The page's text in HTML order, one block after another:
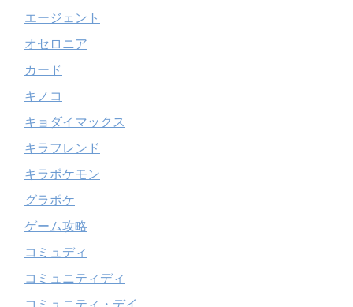
エージェント
オセロニア
カード
キノコ
キョダイマックス
キラフレンド
キラポケモン
グラポケ
ゲーム攻略
コミュディ
コミュニティディ